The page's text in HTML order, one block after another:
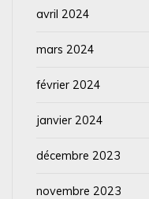
avril 2024
mars 2024
février 2024
janvier 2024
décembre 2023
novembre 2023